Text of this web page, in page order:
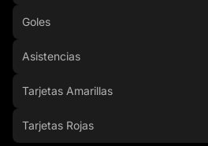
Goles
Asistencias
Tarjetas Amarillas
Tarjetas Rojas